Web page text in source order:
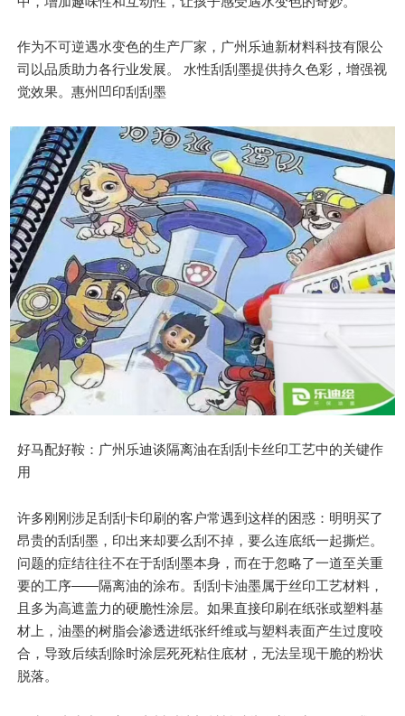
作为不可逆遇水变色的生产厂家，广州乐迪新材料科技有限公
司以品质助力各行业发展。 水性刮刮墨提供持久色彩，增强视
觉效果。惠州凹印刮刮墨
好马配好鞍：广州乐迪谈隔离油在刮刮卡丝印工艺中的关键作
用
许多刚刚涉足刮刮卡印刷的客户常遇到这样的困惑：明明买了
昂贵的刮刮墨，印出来却要么刮不掉，要么连底纸一起撕烂。
问题的症结往往不在于刮刮墨本身，而在于忽略了一道至关重
要的工序——隔离油的涂布。刮刮卡油墨属于丝印工艺材料，
且多为高遮盖力的硬脆性涂层。如果直接印刷在纸张或塑料基
材上，油墨的树脂会渗透进纸张纤维或与塑料表面产生过度咬
合，导致后续刮除时涂层死死粘住底材，无法呈现干脆的粉状
脱落。